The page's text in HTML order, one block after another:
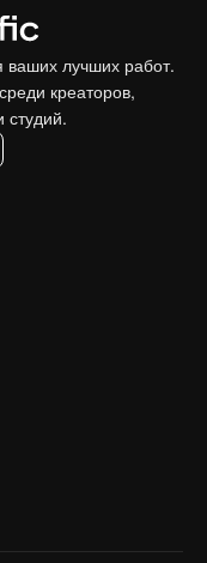
ваших лучших работ.
креаторов,
студий.